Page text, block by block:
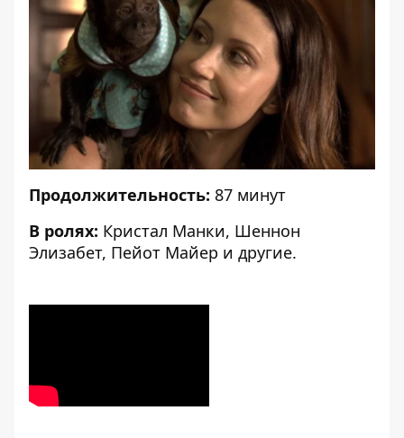
Продолжительность: 87 минут
В ролях: Кристал Манки, Шеннон
Элизабет, Пейот Майер и другие.